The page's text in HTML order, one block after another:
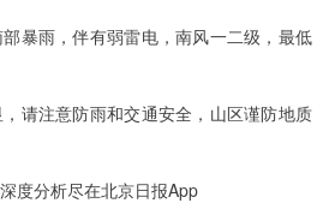
暴雨，伴有弱雷电，南风一二级，最低
请注意防雨和交通安全，山区谨防地质
度分析尽在北京日报App